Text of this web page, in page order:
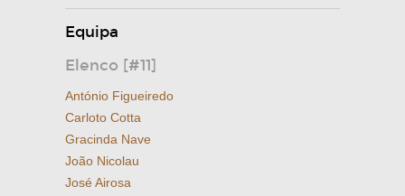
Equipa
Elenco [#11]
António Figueiredo
Carloto Cotta
Gracinda Nave
João Nicolau
José Airosa